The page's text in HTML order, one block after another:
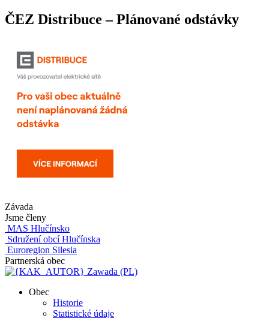
ČEZ Distribuce – Plánované odstávky
Závada
Jsme členy
MAS Hlučínsko
Sdružení obcí Hlučínska
Euroregion Silesia
Partnerská obec
Zawada (PL)
Obec
Historie
Statistické údaje